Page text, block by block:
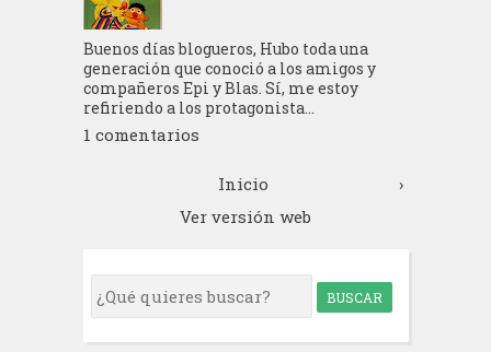
Buenos días blogueros, Hubo toda una
generación que conoció a los amigos y
compañeros Epi y Blas. Sí, me estoy
refiriendo a los protagonista...
1 comentarios
›
Inicio
Ver versión web
S
e